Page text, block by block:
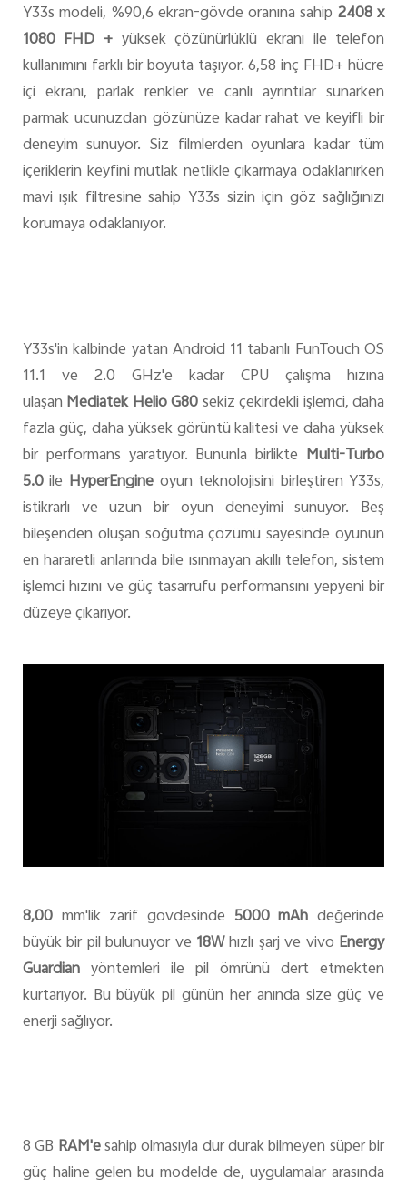
Y33s modeli, %90,6 ekran-gövde oranına sahip 2408 x
1080 FHD + yüksek çözünürlüklü ekranı ile telefon
kullanımını farklı bir boyuta taşıyor. 6,58 inç FHD+ hücre
içi ekranı, parlak renkler ve canlı ayrıntılar sunarken
parmak ucunuzdan gözünüze kadar rahat ve keyifli bir
deneyim sunuyor. Siz filmlerden oyunlara kadar tüm
içeriklerin keyfini mutlak netlikle çıkarmaya odaklanırken
mavi ışık filtresine sahip Y33s sizin için göz sağlığınızı
korumaya odaklanıyor.
Y33s'in kalbinde yatan Android 11 tabanlı FunTouch OS
11.1 ve 2.0 GHz'e kadar CPU çalışma hızına
ulaşan Mediatek Helio G80sekiz çekirdekli işlemci, daha
fazla güç, daha yüksek görüntü kalitesi ve daha yüksek
bir performans yaratıyor. Bununla birlikte Multi-Turbo
5.0ile HyperEngineoyun teknolojisini birleştiren Y33s,
istikrarlı ve uzun bir oyun deneyimi sunuyor. Beş
bileşenden oluşan soğutma çözümü sayesinde oyunun
en hararetli anlarında bile ısınmayan akıllı telefon, sistem
işlemci hızını ve güç tasarrufu performansını yepyeni bir
düzeye çıkarıyor.
8,00mm'lik zarif gövdesinde 5000 mAh değerinde
büyük bir pil bulunuyor ve 18Whızlı şarj ve vivo Energy
Guardianyöntemleri ile pil ömrünü dert etmekten
kurtarıyor. Bu büyük pil günün her anında size güç ve
enerji sağlıyor.
8 GB RAM'esahip olmasıyla dur durak bilmeyen süper bir
güç haline gelen bu modelde de, uygulamalar arasında